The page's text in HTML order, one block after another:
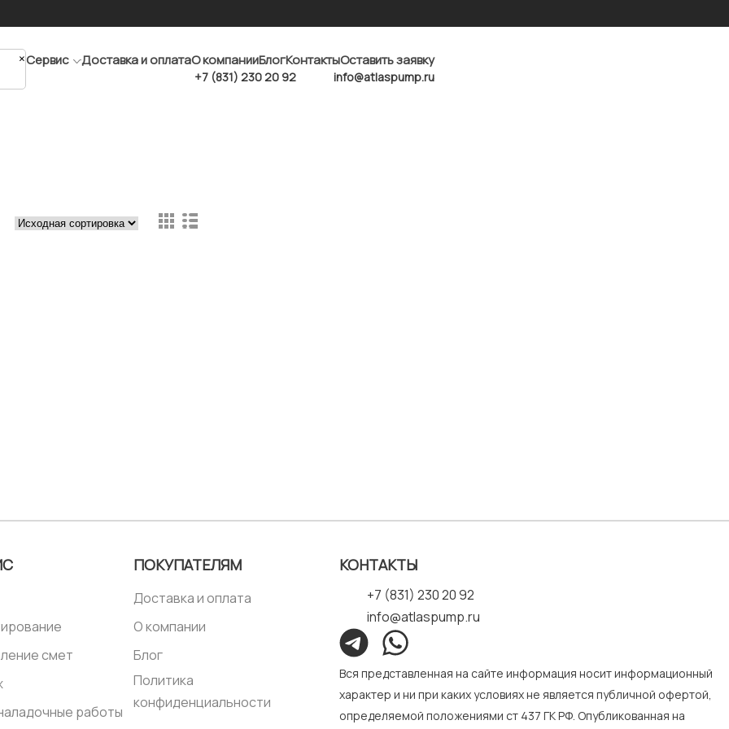
×Сервис Доставка и оплатаО компанииБлогКонтактыОставить заявку
+7 (831) 230 20 92 info@atlaspump.ru
смет
работы
ПОКУПАТЕЛЯМ
Доставка и оплата
О компании
Блог
Политика
конфиденциальности
КОНТАКТЫ
+7 (831) 230 20 92
info@atlaspump.ru
Вся представленная на сайте информация носит информационный
характер и ни при каких условиях не является публичной офертой,
определяемой положениями ст 437 ГК РФ. Опубликованная на